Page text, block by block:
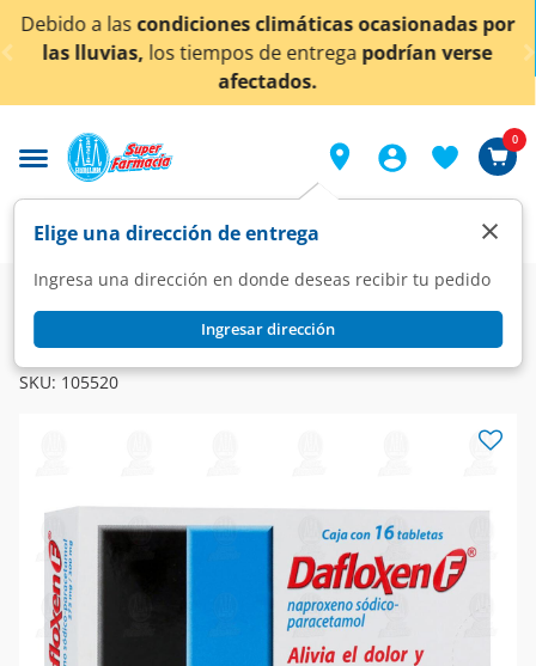
< div class="carousel-inner">
climáticas ocasionadas por
de entregapodrían verse
¡Ahora también en
Elige una dirección de entrega
Ingresa una dirección en donde deseas recibir tu pedido
Ingresar dirección
×
0
Farmacia Medicina Dolor Analgésicos
Dafloxen F 275mg/300mg, 16 Tabletas.
SKU: 105520